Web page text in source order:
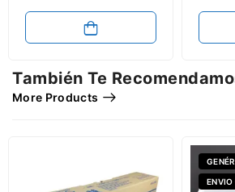
Maintenance Box
También Te
More Products
ENVIO